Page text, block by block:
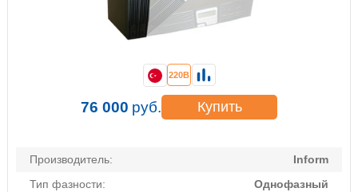
Производитель:
Inform
Тип фазности:
Однофазный
220В
76 000 руб. Купить